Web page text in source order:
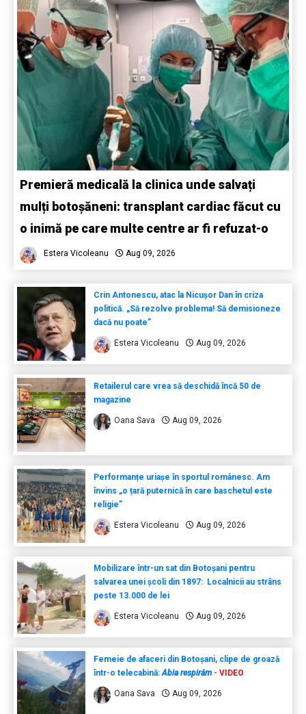
Premieră medicală la clinica unde salvați
mulți botoșăneni: transplant cardiac făcut cu
o inimă pe care multe centre ar fi refuzat-o
Estera Vicoleanu Aug 09, 2026
Crin Antonescu, atac la Nicușor Dan în criza
politică. „Să rezolve problema! Să demisioneze
dacă nu poate”
Estera Vicoleanu Aug 09, 2026
Retailerul care vrea să deschidă încă 50 de
magazine
Oana Sava Aug 09, 2026
Performanțe uriașe în sportul românesc. Am
învins „o țară puternică în care baschetul este
religie”
Estera Vicoleanu Aug 09, 2026
Mobilizare într-un sat din Botoșani pentru
salvarea unei școli din 1897: Localnicii au strâns
peste 13.000 de lei
Estera Vicoleanu Aug 09, 2026
Femeie de afaceri din Botoșani, clipe de groază
într-o telecabină: Abia respirăm - VIDEO
Oana Sava Aug 09, 2026